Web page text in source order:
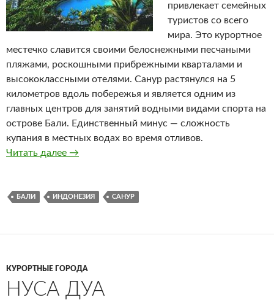
привлекает семейных
туристов со всего
мира. Это курортное
местечко славится своими белоснежными песчаными
пляжами, роскошными прибрежными кварталами и
высококлассными отелями. Санур растянулся на 5
километров вдоль побережья и является одним из
главных центров для занятий водными видами спорта на
острове Бали. Единственный минус — сложность
купания в местных водах во время отливов.
Читать далее Санур
→
БАЛИ ИНДОНЕЗИЯ САНУР
КУРОРТНЫЕ ГОРОДА
НУСА ДУА